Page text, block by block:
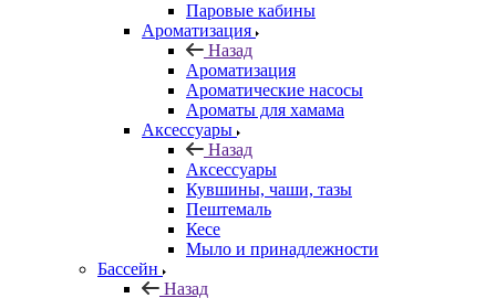
Паровые кабины
Ароматизация
Назад
Ароматизация
Ароматические насосы
Ароматы для хамама
Аксессуары
Назад
Аксессуары
Кувшины, чаши, тазы
Пештемаль
Кесе
Мыло и принадлежности
Бассейн
Назад